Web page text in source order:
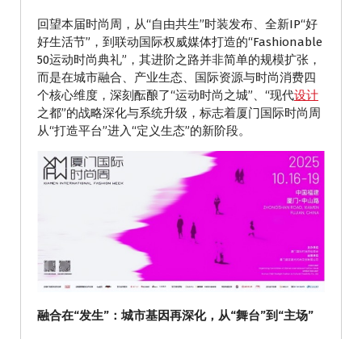
回望本届时尚周，从“自由共生”时装发布、全新IP“好
好生活节”，到联动国际权威媒体打造的“Fashionable
50运动时尚典礼”，其进阶之路并非简单的规模扩张，
而是在城市融合、产业生态、国际资源与时尚消费四
个核心维度，深刻酝酿了“运动时尚之城”、“现代设计
之都”的战略深化与系统升级，标志着厦门国际时尚周
从“打造平台”进入“定义生态”的新阶段。
融合在“发生”：城市基因再深化，从“舞台”到“主场”